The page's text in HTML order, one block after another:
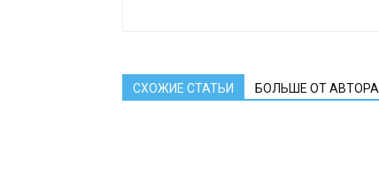
СХОЖИЕ СТАТЬИ БОЛЬШЕ ОТ АВТОРА